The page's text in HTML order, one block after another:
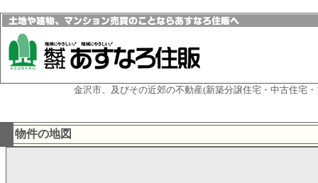
金沢市、及びその近郊の不動産(新築分譲住宅・中古住宅
物件の地図